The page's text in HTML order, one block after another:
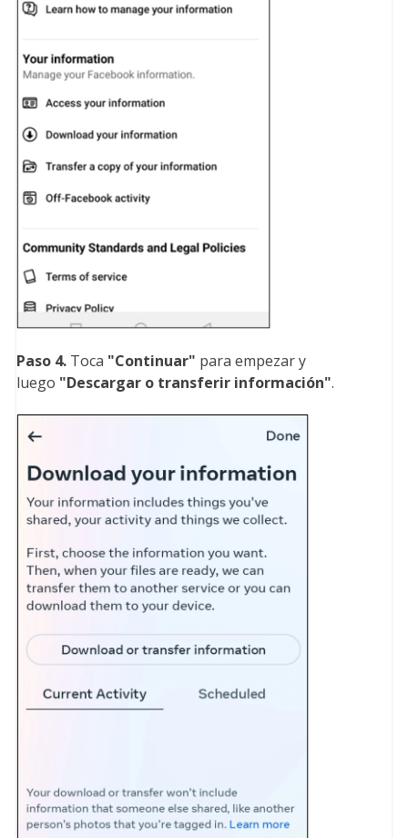
Paso 4.Toca "Continuar" para empezar y
luego "Descargar o transferir información".